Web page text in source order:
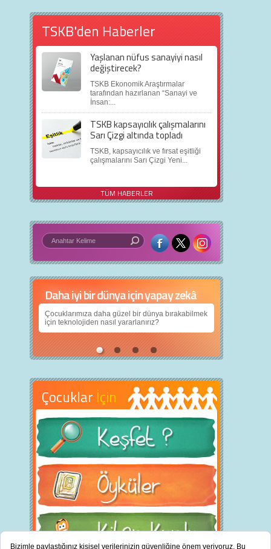
TSKB'den Haberler
Yaşlanan nüfus sanayiyi nasıl
değiştirecek?
TSKB Ekonomik Araştırmalar
tarafından hazırlanan “Sanayi ve
İnsan:...
TSKB kapsayıcılık çalışmalarını
Sarı Çizgi altında topladı
TSKB, kapsayıcılık ve fırsat eşitliği
çalışmalarını Sarı Çizgi Yeni...
TÜM HABERLER
Daha iyi bir dünya için yapay zekâ
Çocuklarımıza daha güzel bir dünya bırakabilmek
için teknolojiden nasıl yararlanırız?
Çocuklar İçin